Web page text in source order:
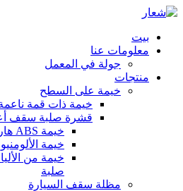
بيت
معلومات عنا
جولة في المعمل
منتجات
خيمة على السطح
خيمة ذات قمة
قشرة صلبة سقف
خيمة ABS هارد شل
خيمة
خيمة من
صلبة
مظلة سقف السيارة